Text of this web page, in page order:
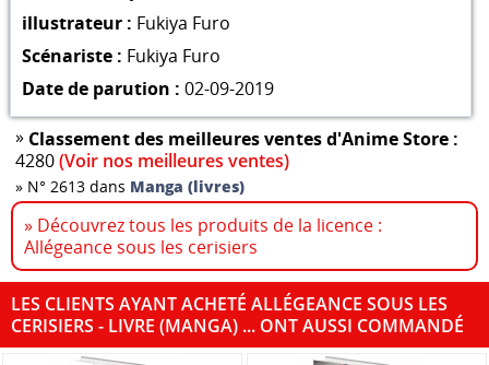
illustrateur : Fukiya Furo
Scénariste : Fukiya Furo
Date de parution : 02-09-2019
» Classement des meilleures ventes d'Anime Store :
4280(Voir nos meilleures ventes)
» N° 2613 dans Manga (livres)
» Découvrez tous les produits de la licence :
Allégeance sous les cerisiers
LES CLIENTS AYANT ACHETÉ ALLÉGEANCE SOUS LES
CERISIERS - LIVRE (MANGA) ... ONT AUSSI COMMANDÉ